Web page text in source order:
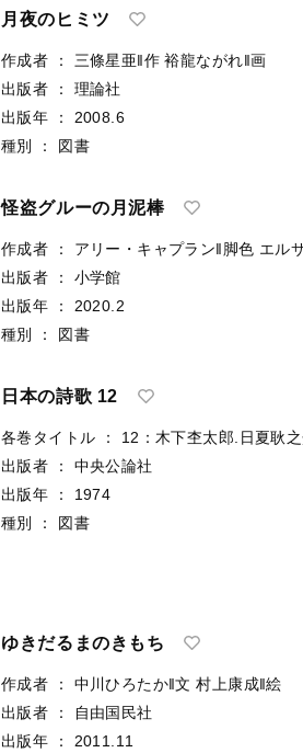
月夜のヒミツ
作成者 ： 三條星亜‖作 裕龍ながれ‖画
出版者
：
理論社
出版年
：
2008.6
種別
： 図書
怪盗グルーの月泥棒
作成者 ： アリー・キャプラン‖脚色 エル
出版者
：
小学館
出版年
：
2020.2
種別
： 図書
日本の詩歌 12
各巻タイトル ：
12：木下杢太郎.日夏耿
出版者
：
中央公論社
出版年
：
1974
種別
： 図書
ゆきだるまのきもち
作成者 ： 中川ひろたか‖文 村上康成‖絵
出版者
：
自由国民社
出版年
： 2011.11